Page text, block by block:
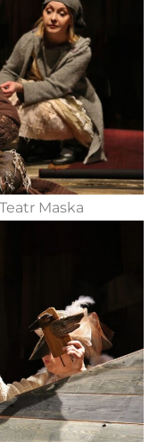
Maska